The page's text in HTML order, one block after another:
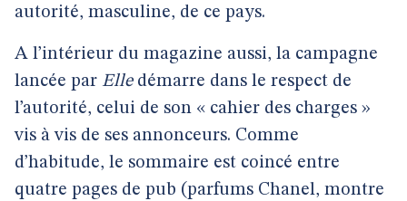
autorité, masculine, de ce pays.
A l’intérieur du magazine aussi, la campagne
lancée par Elledémarre dans le respect de
l’autorité, celui de son « cahier des charges »
vis à vis de ses annonceurs. Comme
d’habitude, le sommaire est coincé entre
quatre pages de pub (parfums Chanel, montre